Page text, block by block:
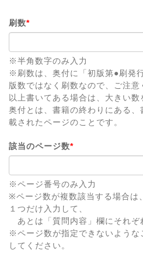
刷数*
※半角数字のみ入力
※刷数は、奥付に「初版第●刷発
版数ではなく刷数なので、ご注
以上書いてある場合は、大きい数
奥付とは、書籍の終わりにある
載されたページのことです。
該当のページ数*
※ページ番号のみ入力
※ページ数が複数該当する場合は
１つだけ入力して、
あとは「質問内容」欄にそれぞ
※ページ数が指定できないような
してください。